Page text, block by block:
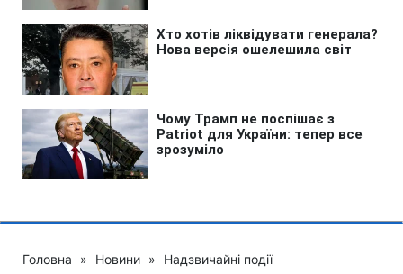
Головна » Новини » Надзвичайні події